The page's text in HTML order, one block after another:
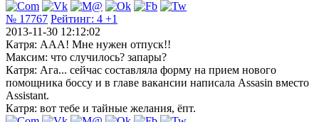
№ 17767 Рейтинг: 4 +1
2013-11-30 12:12:02
Катря: ААА! Мне нужен отпуск!!
Максим: что случилось? запары?
Катря: Ага... сейчас составляла форму на прием нового
помощника боссу и в главе вакансии написала Assasin вместо
Assistant.
Катря: вот тебе и тайные желания, ёпт.